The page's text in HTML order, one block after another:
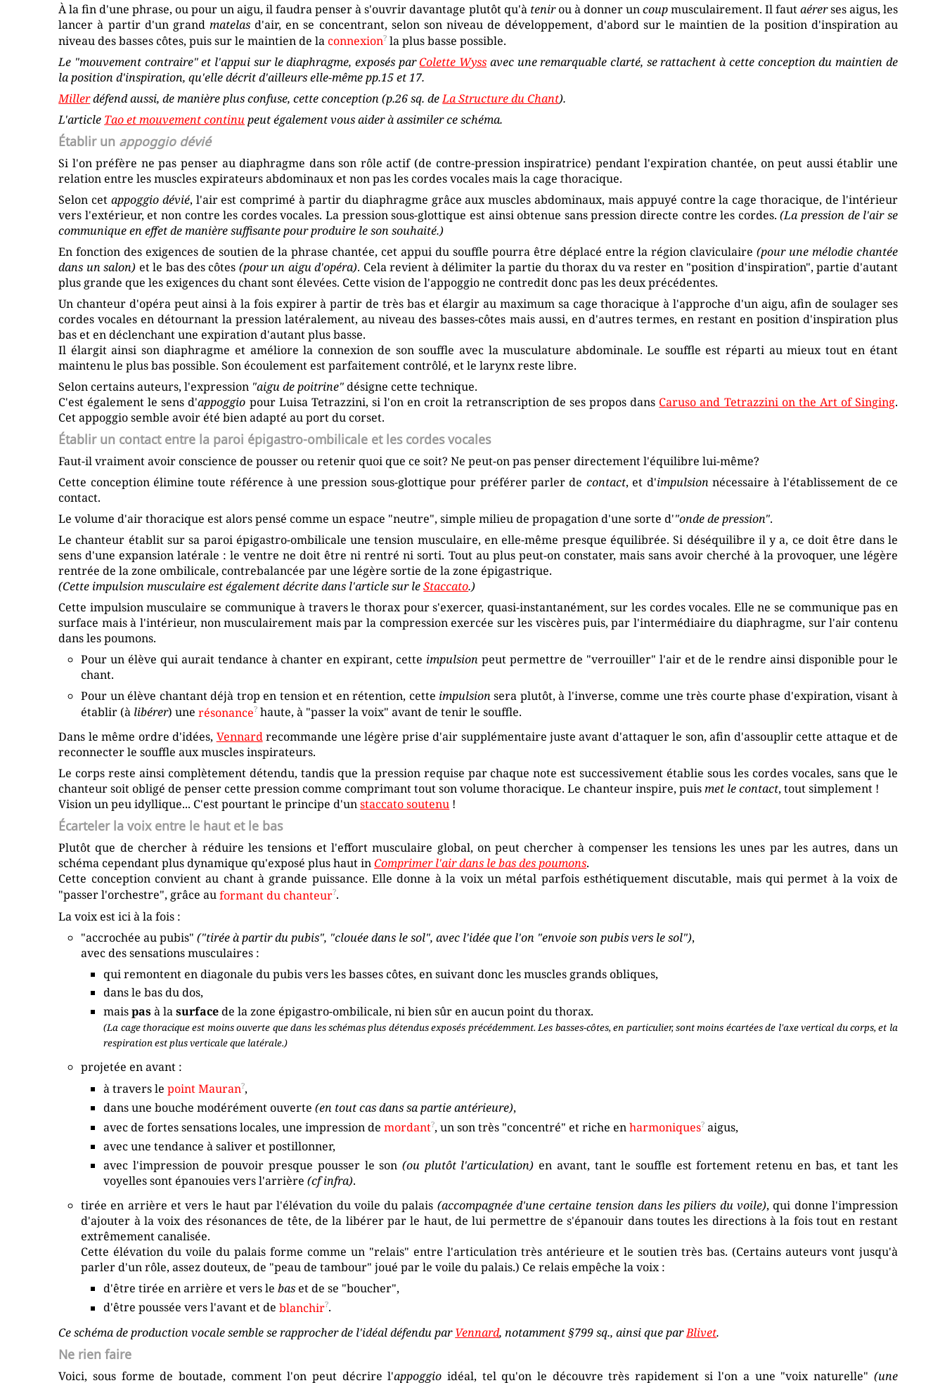
À la fin d'une phrase, ou pour un aigu, il faudra penser à s'ouvrir davantage plutôt qu'à tenirou à donner uncoupmusculairement. Il fautaérerses aigus, les
lancer à partir d'un grand matelasd'air, en se concentrant, selon son niveau de développement, d'abord sur le maintien de la position d'inspiration au
niveau des basses côtes, puis sur le maintien de laconnexion la plus basse possible.
Le "mouvement contraire" et l'appui sur le diaphragme, exposés parColette Wyss avec une remarquable clarté, se rattachent à cette conception du maintien de
la position d'inspiration, qu'elle décrit d'ailleurs elle-même pp.15 et 17.
Millerdéfend aussi, de manière plus confuse, cette conception (p.26 sq. deLa Structure du Chant).
L'article Tao et mouvement continupeut également vous aider à assimiler ce schéma.
Établir un appoggio dévié
Si l'on préfère ne pas penser au diaphragme dans son rôle actif (de contre-pression inspiratrice) pendant l'expiration chantée, on peut aussi établir une
relation entre les muscles expirateurs abdominaux et non pas les cordes vocales mais la cage thoracique.
Selon cet appoggio dévié, l'air est comprimé à partir du diaphragme grâce aux muscles abdominaux, mais appuyé contre la cage thoracique, de l'intérieur
vers l'extérieur, et non contre les cordes vocales. La pression sous-glottique est ainsi obtenue sans pression directe contre les cordes.(La pression de l'air se
communique en effet de manière suffisante pour produire le son souhaité.)
En fonction des exigences de soutien de la phrase chantée, cet appui du souffle pourra être déplacé entre la région claviculaire(pour une mélodie chantée
dans un salon) et le bas des côtes (pour un aigu d'opéra). Cela revient à délimiter la partie du thorax du va rester en "position d'inspiration", partie d'autant
plus grande que les exigences du chant sont élevées. Cette vision de l'appoggio ne contredit donc pas les deux précédentes.
Un chanteur d'opéra peut ainsi à la fois expirer à partir de très bas et élargir au maximum sa cage thoracique à l'approche d'un aigu, afin de soulager ses
cordes vocales en détournant la pression latéralement, au niveau des basses-côtes mais aussi, en d'autres termes, en restant en position d'inspiration plus
bas et en déclenchant une expiration d'autant plus basse.
Il élargit ainsi son diaphragme et améliore la connexion de son souffle avec la musculature abdominale. Le souffle est réparti au mieux tout en étant
maintenu le plus bas possible. Son écoulement est parfaitement contrôlé, et le larynx reste libre.
Selon certains auteurs, l'expression "aigu de poitrine"désigne cette technique.
C'est également le sens d'appoggio pour Luisa Tetrazzini, si l'on en croit la retranscription de ses propos dans Caruso and Tetrazzini on the Art of Singing.
Cet appoggio semble avoir été bien adapté au port du corset.
Établir un contact entre la paroi épigastro-ombilicale et les cordes vocales
Faut-il vraiment avoir conscience de pousser ou retenir quoi que ce soit? Ne peut-on pas penser directement l'équilibre lui-même?
Cette conception élimine toute référence à une pression sous-glottique pour préférer parler de contact, et d'impulsionnécessaire à l'établissement de ce
contact.
Le volume d'air thoracique est alors pensé comme un espace "neutre", simple milieu de propagation d'une sorte d'"onde de pression".
Le chanteur établit sur sa paroi épigastro-ombilicale une tension musculaire, en elle-même presque équilibrée. Si déséquilibre il y a, ce doit être dans le
sens d'une expansion latérale : le ventre ne doit être ni rentré ni sorti. Tout au plus peut-on constater, mais sans avoir cherché à la provoquer, une légère
rentrée de la zone ombilicale, contrebalancée par une légère sortie de la zone épigastrique.
(Cette impulsion musculaire est également décrite dans l'article sur leStaccato.)
Cette impulsion musculaire se communique à travers le thorax pour s'exercer, quasi-instantanément, sur les cordes vocales. Elle ne se communique pas en
surface mais à l'intérieur, non musculairement mais par la compression exercée sur les viscères puis, par l'intermédiaire du diaphragme, sur l'air contenu
dans les poumons.
Pour un élève qui aurait tendance à chanter en expirant, cette impulsion peut permettre de "verrouiller" l'air et de le rendre ainsi disponible pour le
chant.
Pour un élève chantant déjà trop en tension et en rétention, cette impulsionsera plutôt, à l'inverse, comme une très courte phase d'expiration, visant à
établir (à libérer) unerésonance haute, à "passer la voix" avant de tenir le souffle.
Dans le même ordre d'idées, Vennardrecommande une légère prise d'air supplémentaire juste avant d'attaquer le son, afin d'assouplir cette attaque et de
reconnecter le souffle aux muscles inspirateurs.
Le corps reste ainsi complètement détendu, tandis que la pression requise par chaque note est successivement établie sous les cordes vocales, sans que le
chanteur soit obligé de penser cette pression comme comprimant tout son volume thoracique. Le chanteur inspire, puismet le contact, tout simplement !
Vision un peu idyllique... C'est pourtant le principe d'unstaccato soutenu !
Écarteler la voix entre le haut et le bas
Plutôt que de chercher à réduire les tensions et l'effort musculaire global, on peut chercher à compenser les tensions les unes par les autres, dans un
schéma cependant plus dynamique qu'exposé plus haut inComprimer l'air dans le bas des poumons.
Cette conception convient au chant à grande puissance. Elle donne à la voix un métal parfois esthétiquement discutable, mais qui permet à la voix de
"passer l'orchestre", grâce auformant du chanteur .
La voix est ici à la fois :
"accrochée au pubis"("tirée à partir du pubis", "clouée dans le sol", avec l'idée que l'on "envoie son pubis vers le sol"),
avec des sensations musculaires :
qui remontent en diagonale du pubis vers les basses côtes, en suivant donc les muscles grands obliques,
dans le bas du dos,
maispasà lasurfacede la zone épigastro-ombilicale, ni bien sûr en aucun point du thorax.
(La cage thoracique est moins ouverte que dans les schémas plus détendus exposés précédemment. Les basses-côtes, en particulier, sont moins écartées de l'axe vertical du corps, et la
respiration est plus verticale que latérale.)
projetée en avant :
à travers lepoint Mauran ,
dans une bouche modérément ouverte(en tout cas dans sa partie antérieure),
avec de fortes sensations locales, une impression demordant , un son très "concentré" et riche enharmoniques aigus,
avec une tendance à saliver et postillonner,
avec l'impression de pouvoir presque pousser le son (ou plutôt l'articulation) en avant, tant le souffle est fortement retenu en bas, et tant les
voyelles sont épanouies vers l'arrière(cf infra).
tirée en arrière et vers le haut par l'élévation du voile du palais (accompagnée d'une certaine tension dans les piliers du voile), qui donne l'impression
d'ajouter à la voix des résonances de tête, de la libérer par le haut, de lui permettre de s'épanouir dans toutes les directions à la fois tout en restant
extrêmement canalisée.
Cette élévation du voile du palais forme comme un "relais" entre l'articulation très antérieure et le soutien très bas. (Certains auteurs vont jusqu'à
parler d'un rôle, assez douteux, de "peau de tambour" joué par le voile du palais.) Ce relais empêche la voix :
d'être tirée en arrière et vers lebaset de se "boucher",
d'être poussée vers l'avant et deblanchir .
Ce schéma de production vocale semble se rapprocher de l'idéal défendu parVennard, notamment §799 sq., ainsi que parBlivet.
Ne rien faire
Voici, sous forme de boutade, comment l'on peut décrire l'appoggio idéal, tel qu'on le découvre très rapidement si l'on a une "voix naturelle" (une